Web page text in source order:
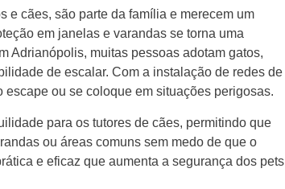
e cães, são parte da família e merecem um
em janelas e varandas se torna uma
Adrianópolis, muitas pessoas adotam gatos,
de escalar. Com a instalação de redes de
ou se coloque em situações perigosas.
para os tutores de cães, permitindo que
ou áreas comuns sem medo de que o
e eficaz que aumenta a segurança dos pets